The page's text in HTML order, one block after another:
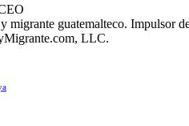
migrante guatemalteco.
LLC.